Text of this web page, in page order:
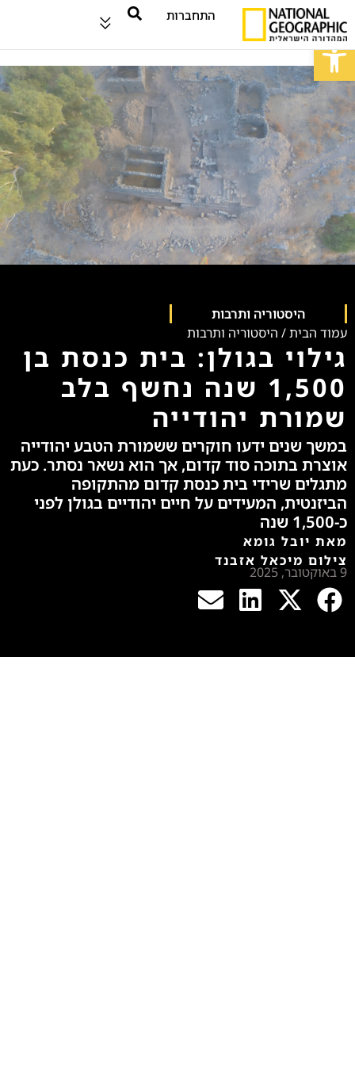
פתח סרגל נגישות
התחברות
היסטוריה ותרבות
עמוד הבית/ היסטוריה ותרבות
גילוי בגולן: בית כנסת בן
1,500 שנה נחשף בלב
שמורת יהודייה
במשך שנים ידעו חוקרים ששמורת הטבע יהודייה
אוצרת בתוכה סוד קדום, אך הוא נשאר נסתר. כעת
מתגלים שרידי בית כנסת קדום מהתקופה
הביזנטית, המעידים על חיים יהודיים בגולן לפני
כ-1,500 שנה
מאת יובל גומא
צילום מיכאל אזבנד
9 באוקטובר, 2025